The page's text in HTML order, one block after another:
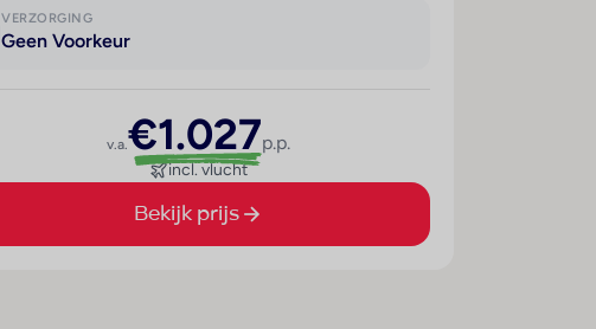
VERZORGING
Geen Voorkeur
v.a.€1.027p.p.
incl. vlucht
Bekijk prijs